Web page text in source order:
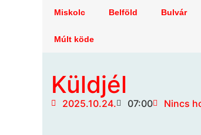
Miskolc Belföld Bulvár
Múlt köde
Küldjél
2025.10.24. 07:00 Nincs